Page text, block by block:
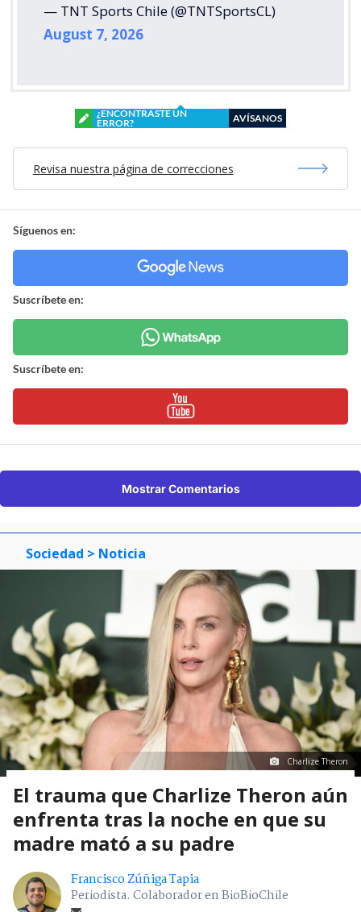
— TNT Sports Chile (@TNTSportsCL)
August 7, 2026
¿ENCONTRASTE UN
ERROR?
AVÍSANOS
Revisa nuestra página de correcciones
Síguenos en:
Suscríbete en:
Suscríbete en:
Mostrar Comentarios
Sociedad > Noticia
Charlize Theron
El trauma que Charlize Theron aún
enfrenta tras la noche en que su
madre mató a su padre
Francisco Zúñiga Tapia
Periodista. Colaborador en BioBioChile